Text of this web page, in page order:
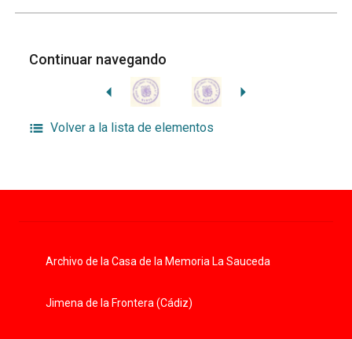
Continuar navegando
Volver a la lista de elementos
Archivo de la Casa de la Memoria La Sauceda
Jimena de la Frontera (Cádiz)